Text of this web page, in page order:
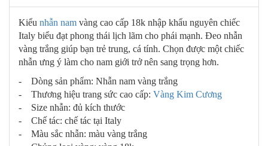
Kiểu nhẫn nam vàng cao cấp 18k nhập khẩu nguyên chiếc
Italy biểu đạt phong thái lịch lãm cho phái mạnh. Đeo nhẫn
vàng trắng giúp bạn trẻ trung, cá tính. Chọn được một chiếc
nhẫn ưng ý làm cho nam giới trở nên sang trọng hơn.
- Dòng sản phẩm: Nhẫn nam vàng trắng
- Thương hiệu trang sức cao cấp: Vàng Kim Cương
- Size nhẫn: đủ kích thước
- Chế tác: chế tác tại Italy
- Màu sắc nhẫn: màu vàng trắng